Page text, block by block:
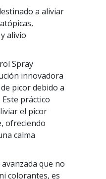
a aliviar
alivio
Spray
innovadora
picor debido a
práctico
el picor
ofreciendo
calma
que no
colorantes, es